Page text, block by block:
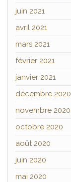
juin 2021
avril 2021
mars 2021
février 2021
janvier 2021
décembre 2020
novembre 2020
octobre 2020
août 2020
juin 2020
mai 2020